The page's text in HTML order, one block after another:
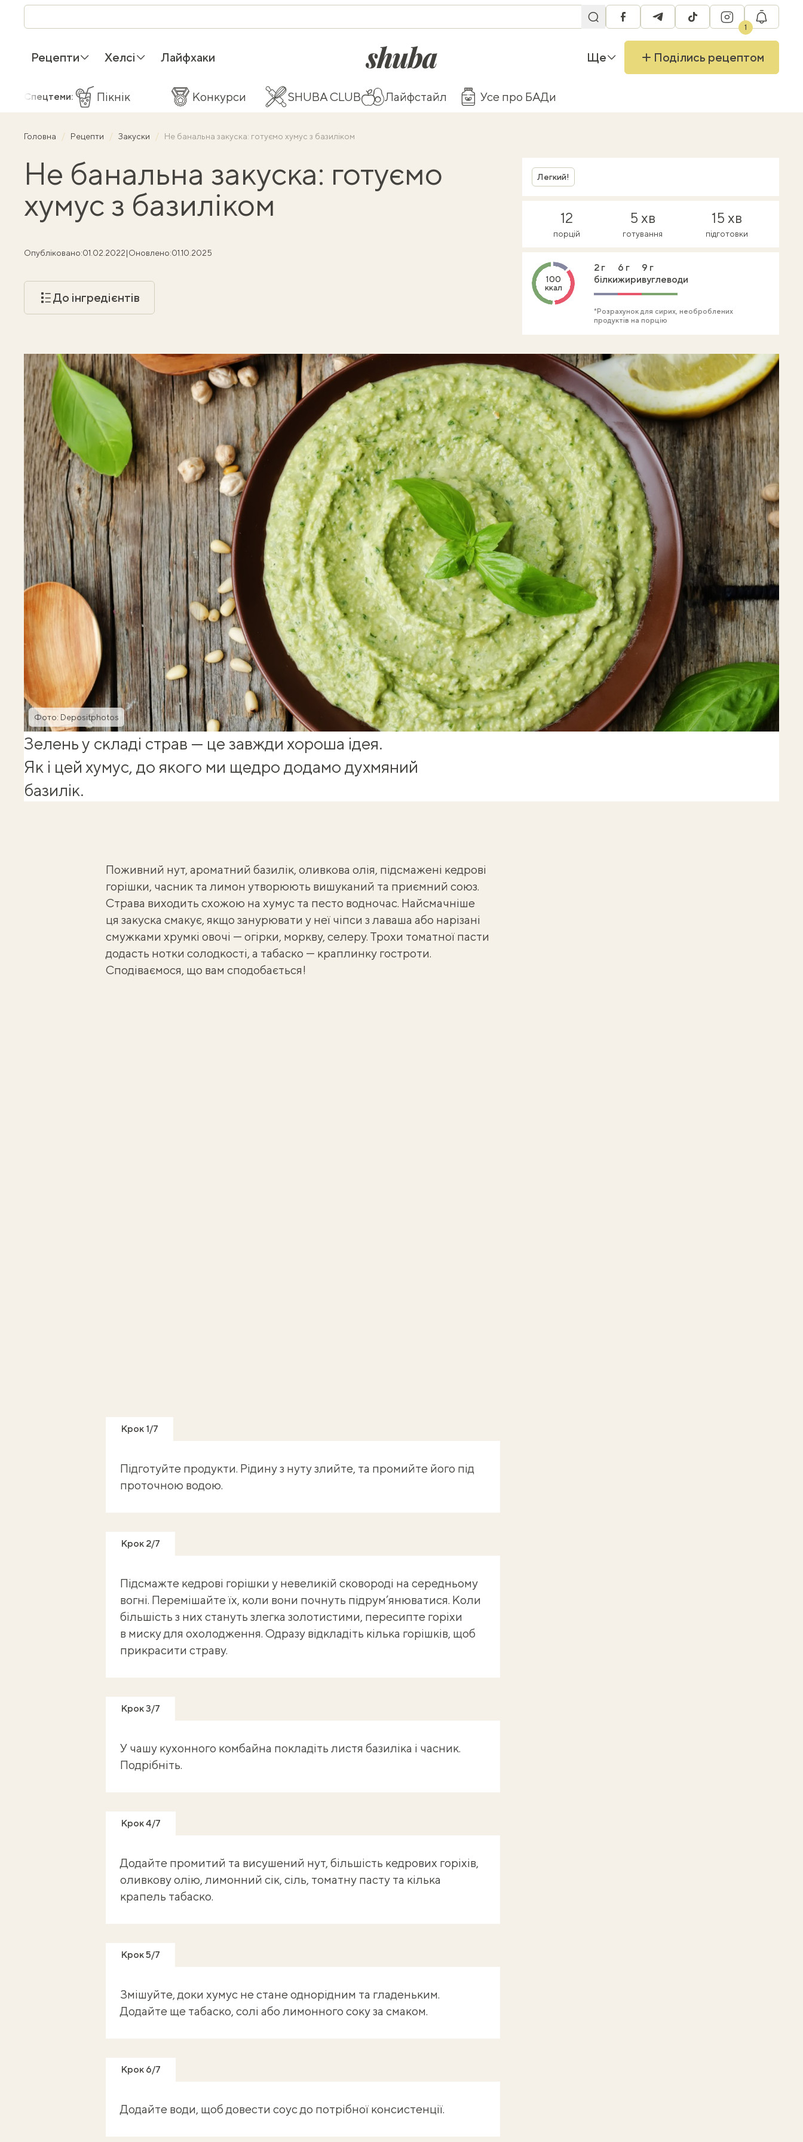
facebooktelegramtiktok instagram
1
Рецепти Хелсі Лайфхаки shuba.life Ще Поділись рецептом
Спецтеми: Пікнік Конкурси SHUBA CLUB Лайфстайл Усе про БАДи
Головна Рецепти Закуски Не банальна закуска: готуємо хумус з базиліком
Не банальна закуска: готуємо
хумус з базиліком
Опубліковано:01.02.2022|Оновлено:01.10.2025
До інгредієнтів
Фото: Depositphotos
Легкий!
12
порцій
5 хв
готування
15 хв
підготовки
100
ккал
2 г
білки
6 г
жири
9 г
вуглеводи
*Розрахунок для сирих, необроблених
продуктів на порцію
Зелень у складі страв — це завжди хороша ідея.
Як і цей хумус, до якого ми щедро додамо духмяний
базилік.
Поживний нут, ароматний базилік, оливкова олія, підсмажені кедрові
горішки, часник та лимон утворюють вишуканий та приємний союз.
Страва виходить схожою на хумус та песто водночас. Найсмачніше
ця закуска смакує, якщо занурювати у неї чіпси з лаваша або нарізані
смужками хрумкі овочі — огірки, моркву, селеру. Трохи томатної пасти
додасть нотки солодкості, а табаско — краплинку гостроти.
Сподіваємося, що вам сподобається!
Крок 1/7
Підготуйте продукти. Рідину з нуту злийте, та промийте його під
проточною водою.
Крок 2/7
Підсмажте кедрові горішки у невеликій сковороді на середньому
вогні. Перемішайте їх, коли вони почнуть підрум’янюватися. Коли
більшість з них стануть злегка золотистими, пересипте горіхи
в миску для охолодження. Одразу відкладіть кілька горішків, щоб
прикрасити страву.
Крок 3/7
У чашу кухонного комбайна покладіть листя базиліка і часник.
Подрібніть.
Крок 4/7
Додайте промитий та висушений нут, більшість кедрових горіхів,
оливкову олію, лимонний сік, сіль, томатну пасту та кілька
крапель табаско.
Крок 5/7
Змішуйте, доки хумус не стане однорідним та гладеньким.
Додайте ще табаско, солі або лимонного соку за смаком.
Крок 6/7
Додайте води, щоб довести соус до потрібної консистенції.